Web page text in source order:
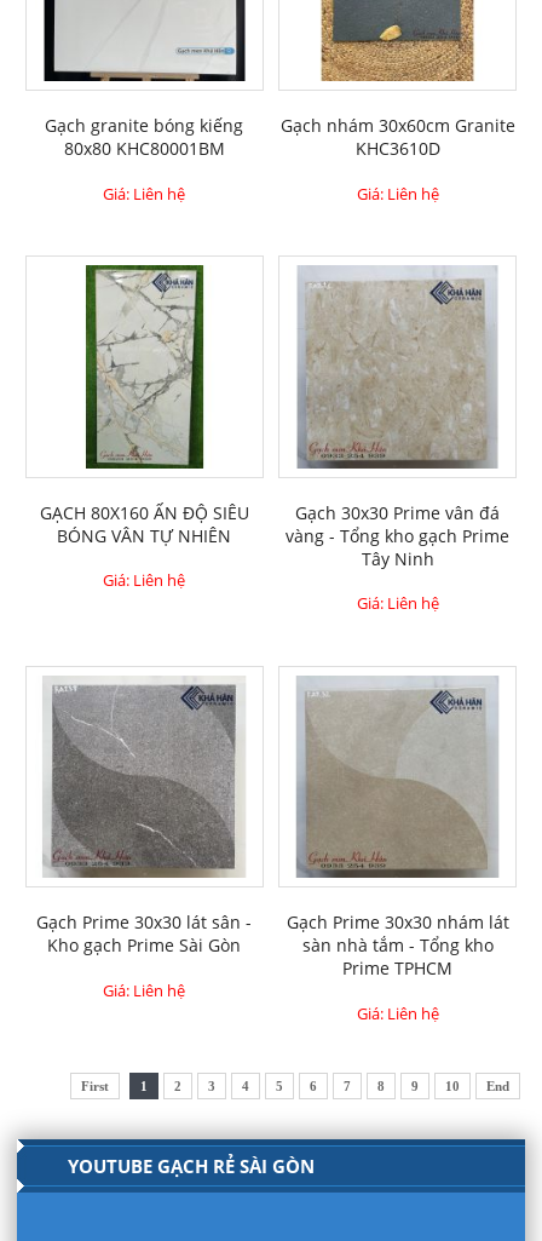
Gạch granite bóng kiếng
80x80 KHC80001BM
Giá: Liên hệ
Gạch nhám 30x60cm Granite
KHC3610D
Giá: Liên hệ
GẠCH 80X160 ẤN ĐỘ SIÊU
BÓNG VÂN TỰ NHIÊN
Giá: Liên hệ
Gạch 30x30 Prime vân đá
vàng - Tổng kho gạch Prime
Tây Ninh
Giá: Liên hệ
Gạch Prime 30x30 lát sân -
Kho gạch Prime Sài Gòn
Giá: Liên hệ
Gạch Prime 30x30 nhám lát
sàn nhà tắm - Tổng kho
Prime TPHCM
Giá: Liên hệ
First 1 2 3 4 5 6 7 8 9 10 End
YOUTUBE GẠCH RẺ SÀI GÒN